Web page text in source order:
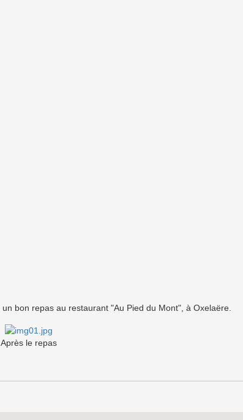
bon repas au restaurant "Au Pied du Mont", à Oxelaëre.
Après le repas